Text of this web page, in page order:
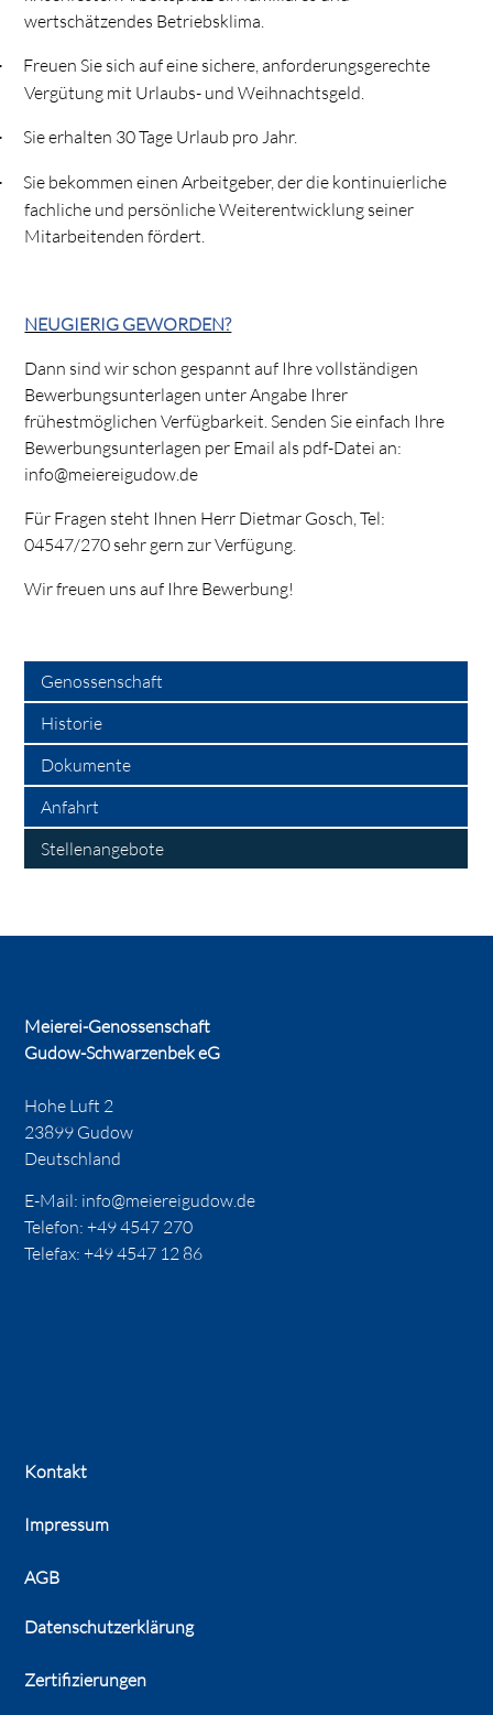
wertschätzendes Betriebsklima.
Freuen Sie sich auf eine sichere, anforderungsgerechte
Vergütung mit Urlaubs- und Weihnachtsgeld.
Sie erhalten 30 Tage Urlaub pro Jahr.
Sie bekommen einen Arbeitgeber, der die kontinuierliche
fachliche und persönliche Weiterentwicklung seiner
Mitarbeitenden fördert.
NEUGIERIG GEWORDEN?
Dann sind wir schon gespannt auf Ihre vollständigen
Bewerbungsunterlagen unter Angabe Ihrer
frühestmöglichen Verfügbarkeit. Senden Sie einfach Ihre
Bewerbungsunterlagen per Email als pdf-Datei an:
info@meiereigudow.de
Für Fragen steht Ihnen Herr Dietmar Gosch, Tel:
04547/270 sehr gern zur Verfügung.
Wir freuen uns auf Ihre Bewerbung!
Genossenschaft
Historie
Dokumente
Anfahrt
Stellenangebote
Meierei-Genossenschaft
Gudow-Schwarzenbek eG
Hohe Luft 2
23899 Gudow
Deutschland
E-Mail: info@meiereigudow.de
Telefon:+49 4547 270
Telefax: +49 4547 12 86
Kontakt
Impressum
AGB
Datenschutzerklärung
Zertifizierungen